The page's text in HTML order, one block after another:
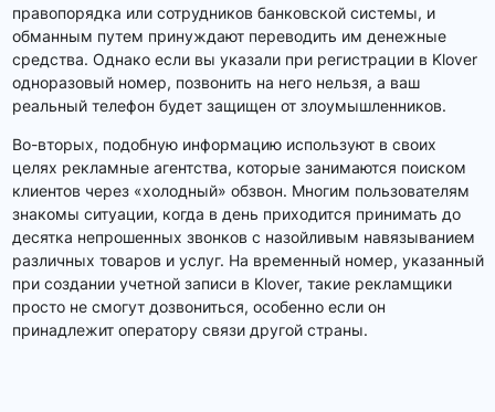
правопорядка или сотрудников банковской системы, и
обманным путем принуждают переводить им денежные
средства. Однако если вы указали при регистрации в Klover
одноразовый номер, позвонить на него нельзя, а ваш
реальный телефон будет защищен от злоумышленников.
Во-вторых, подобную информацию используют в своих
целях рекламные агентства, которые занимаются поиском
клиентов через «холодный» обзвон. Многим пользователям
знакомы ситуации, когда в день приходится принимать до
десятка непрошенных звонков с назойливым навязыванием
различных товаров и услуг. На временный номер, указанный
при создании учетной записи в Klover, такие рекламщики
просто не смогут дозвониться, особенно если он
принадлежит оператору связи другой страны.